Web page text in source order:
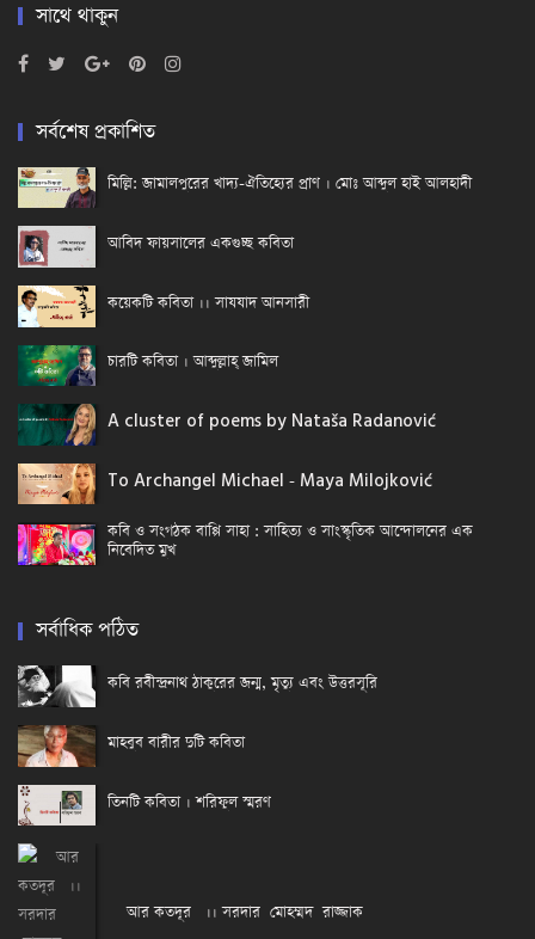
সাথে থাকুন
সর্বশেষ প্রকাশিত
মিল্লি: জামালপুরের খাদ্য-ঐতিহ্যের প্রাণ । মোঃ আব্দুল হাই আলহাদী
আবিদ ফায়সালের একগুচ্ছ কবিতা
কয়েকটি কবিতা ।। সাযযাদ আনসারী
চারটি কবিতা । আব্দুল্লাহ্ জামিল
A cluster of poems by Nataša Radanović
To Archangel Michael - Maya Milojković
কবি ও সংগঠক বাপ্পি সাহা : সাহিত্য ও সাংস্কৃতিক আন্দোলনের এক
নিবেদিত মুখ
সর্বাধিক পঠিত
কবি রবীন্দ্রনাথ ঠাকুরের জন্ম, মৃত্যু এবং উত্তরসূরি
মাহবুব বারীর দুটি কবিতা
তিনটি কবিতা । শরিফুল স্মরণ
আর কতদূর ।। সরদার মোহম্মদ রাজ্জাক